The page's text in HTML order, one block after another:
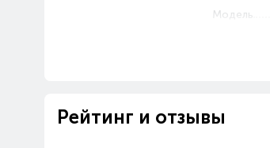
Модель
Рейтинг и отзывы